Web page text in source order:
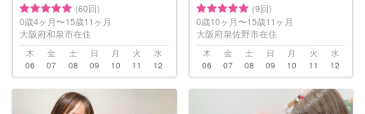
(60回)
0歳4ヶ月〜15歳11ヶ月
大阪府和泉市在住
木
06
金
07
土
08
日
09
月
10
火
11
水
12
(9回)
0歳10ヶ月〜15歳11ヶ月
大阪府泉佐野市在住
木
06
金
07
土
08
日
09
月
10
火
11
水
12